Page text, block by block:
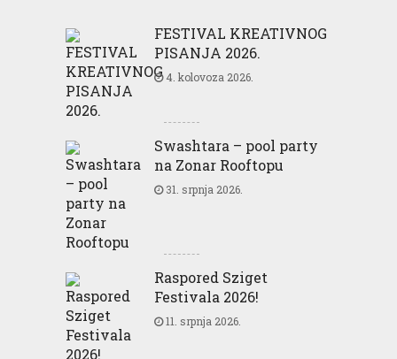
FESTIVAL KREATIVNOG
PISANJA 2026.
4. kolovoza 2026.
Swashtara – pool party
na Zonar Rooftopu
31. srpnja 2026.
Raspored Sziget
Festivala 2026!
11. srpnja 2026.